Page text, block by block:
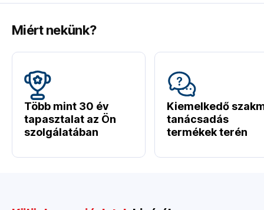
Miért nekünk?
Több mint 30 év
tapasztalat az Ön
szolgálatában
Kiemelkedő
tanácsadás
termékek terén